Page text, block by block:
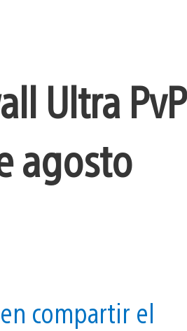
Ultra PvP
agosto
compartir el